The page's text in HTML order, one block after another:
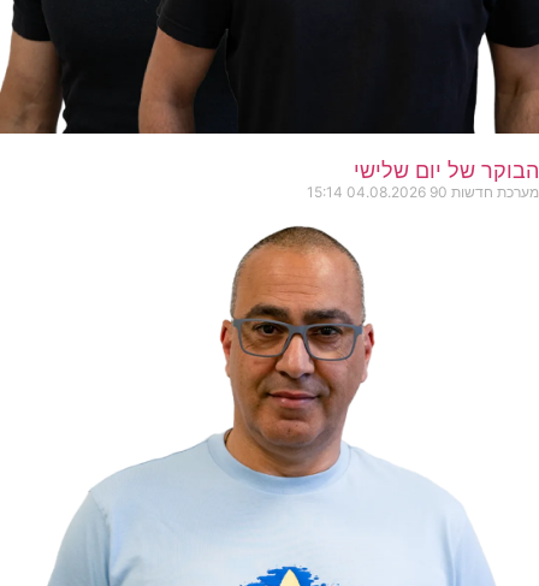
הבוקר של יום שלישי
מערכת חדשות 90 04.08.2026
15:14